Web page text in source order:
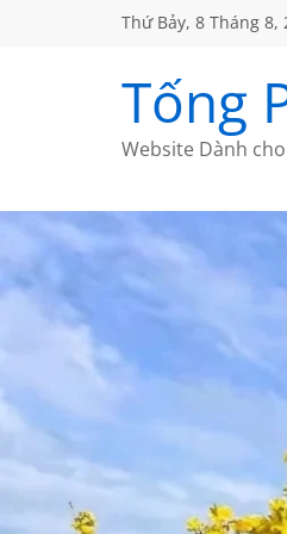
Thứ Bảy, 8 Tháng 8,
Tống
Website Dành